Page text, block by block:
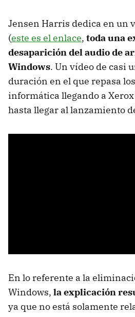
Jensen Harris dedica en un
(este es el enlace, toda una
desaparición del audio de
Windows. Un vídeo de casi
duración en el que repasa
informática llegando a
hasta llegar al lanzamiento
En lo referente a la
Windows, la explicación
ya que no está solamente